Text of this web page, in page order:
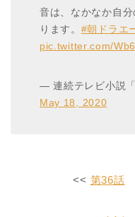
音は、なかなか自
ります。 #朝ドラエ
pic.twitter.com/
— 連続テレビ小説
May 18, 2020
<< 第36話